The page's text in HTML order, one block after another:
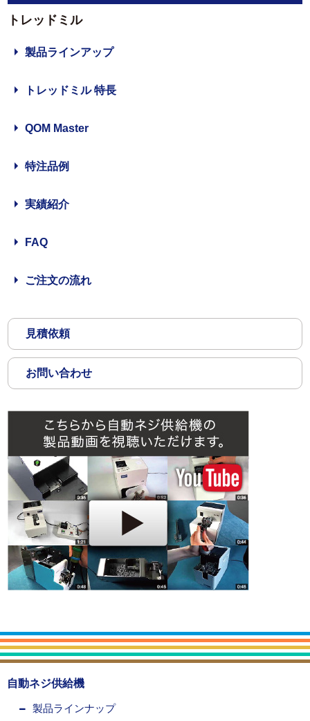
トレッドミル
製品ラインアップ
トレッドミル 特長
QOM Master
特注品例
実績紹介
FAQ
ご注文の流れ
見積依頼
お問い合わせ
自動ネジ供給機
製品ラインナップ